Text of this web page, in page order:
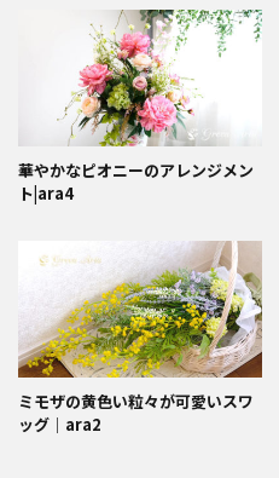
華やかなピオニーのアレンジメン
ト|ara4
ミモザの黄色い粒々が可愛いスワ
ッグ｜ara2